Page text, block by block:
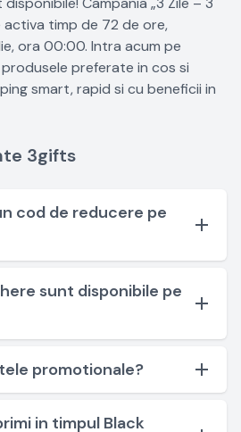
timp de 72 de ore,
ora 00:00. Intra acum pe
preferate in cos si
smart, rapid si cu beneficii in
3gifts
cod de reducere pe
sunt disponibile pe
promotionale?
in timpul Black